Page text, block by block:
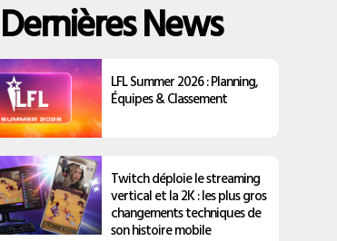
Dernières News
LFL Summer 2026 : Planning,
Équipes & Classement
Twitch déploie le streaming
vertical et la 2K : les plus gros
changements techniques de
son histoire mobile